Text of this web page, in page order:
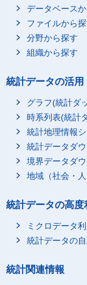
データベース
ファイルから
分野から探す
組織から探す
統計データの活用
グラフ(統計ダ
時系列表(統計
統計地理情報
統計データダ
境界データダ
地域（社会・人
統計データの高度
ミクロデータ
統計データの
統計関連情報